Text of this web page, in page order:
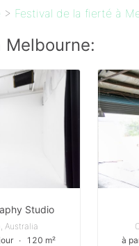
> Festival de la fierté à
Melbourne:
Studio
Australia
∙ 120 m²
à